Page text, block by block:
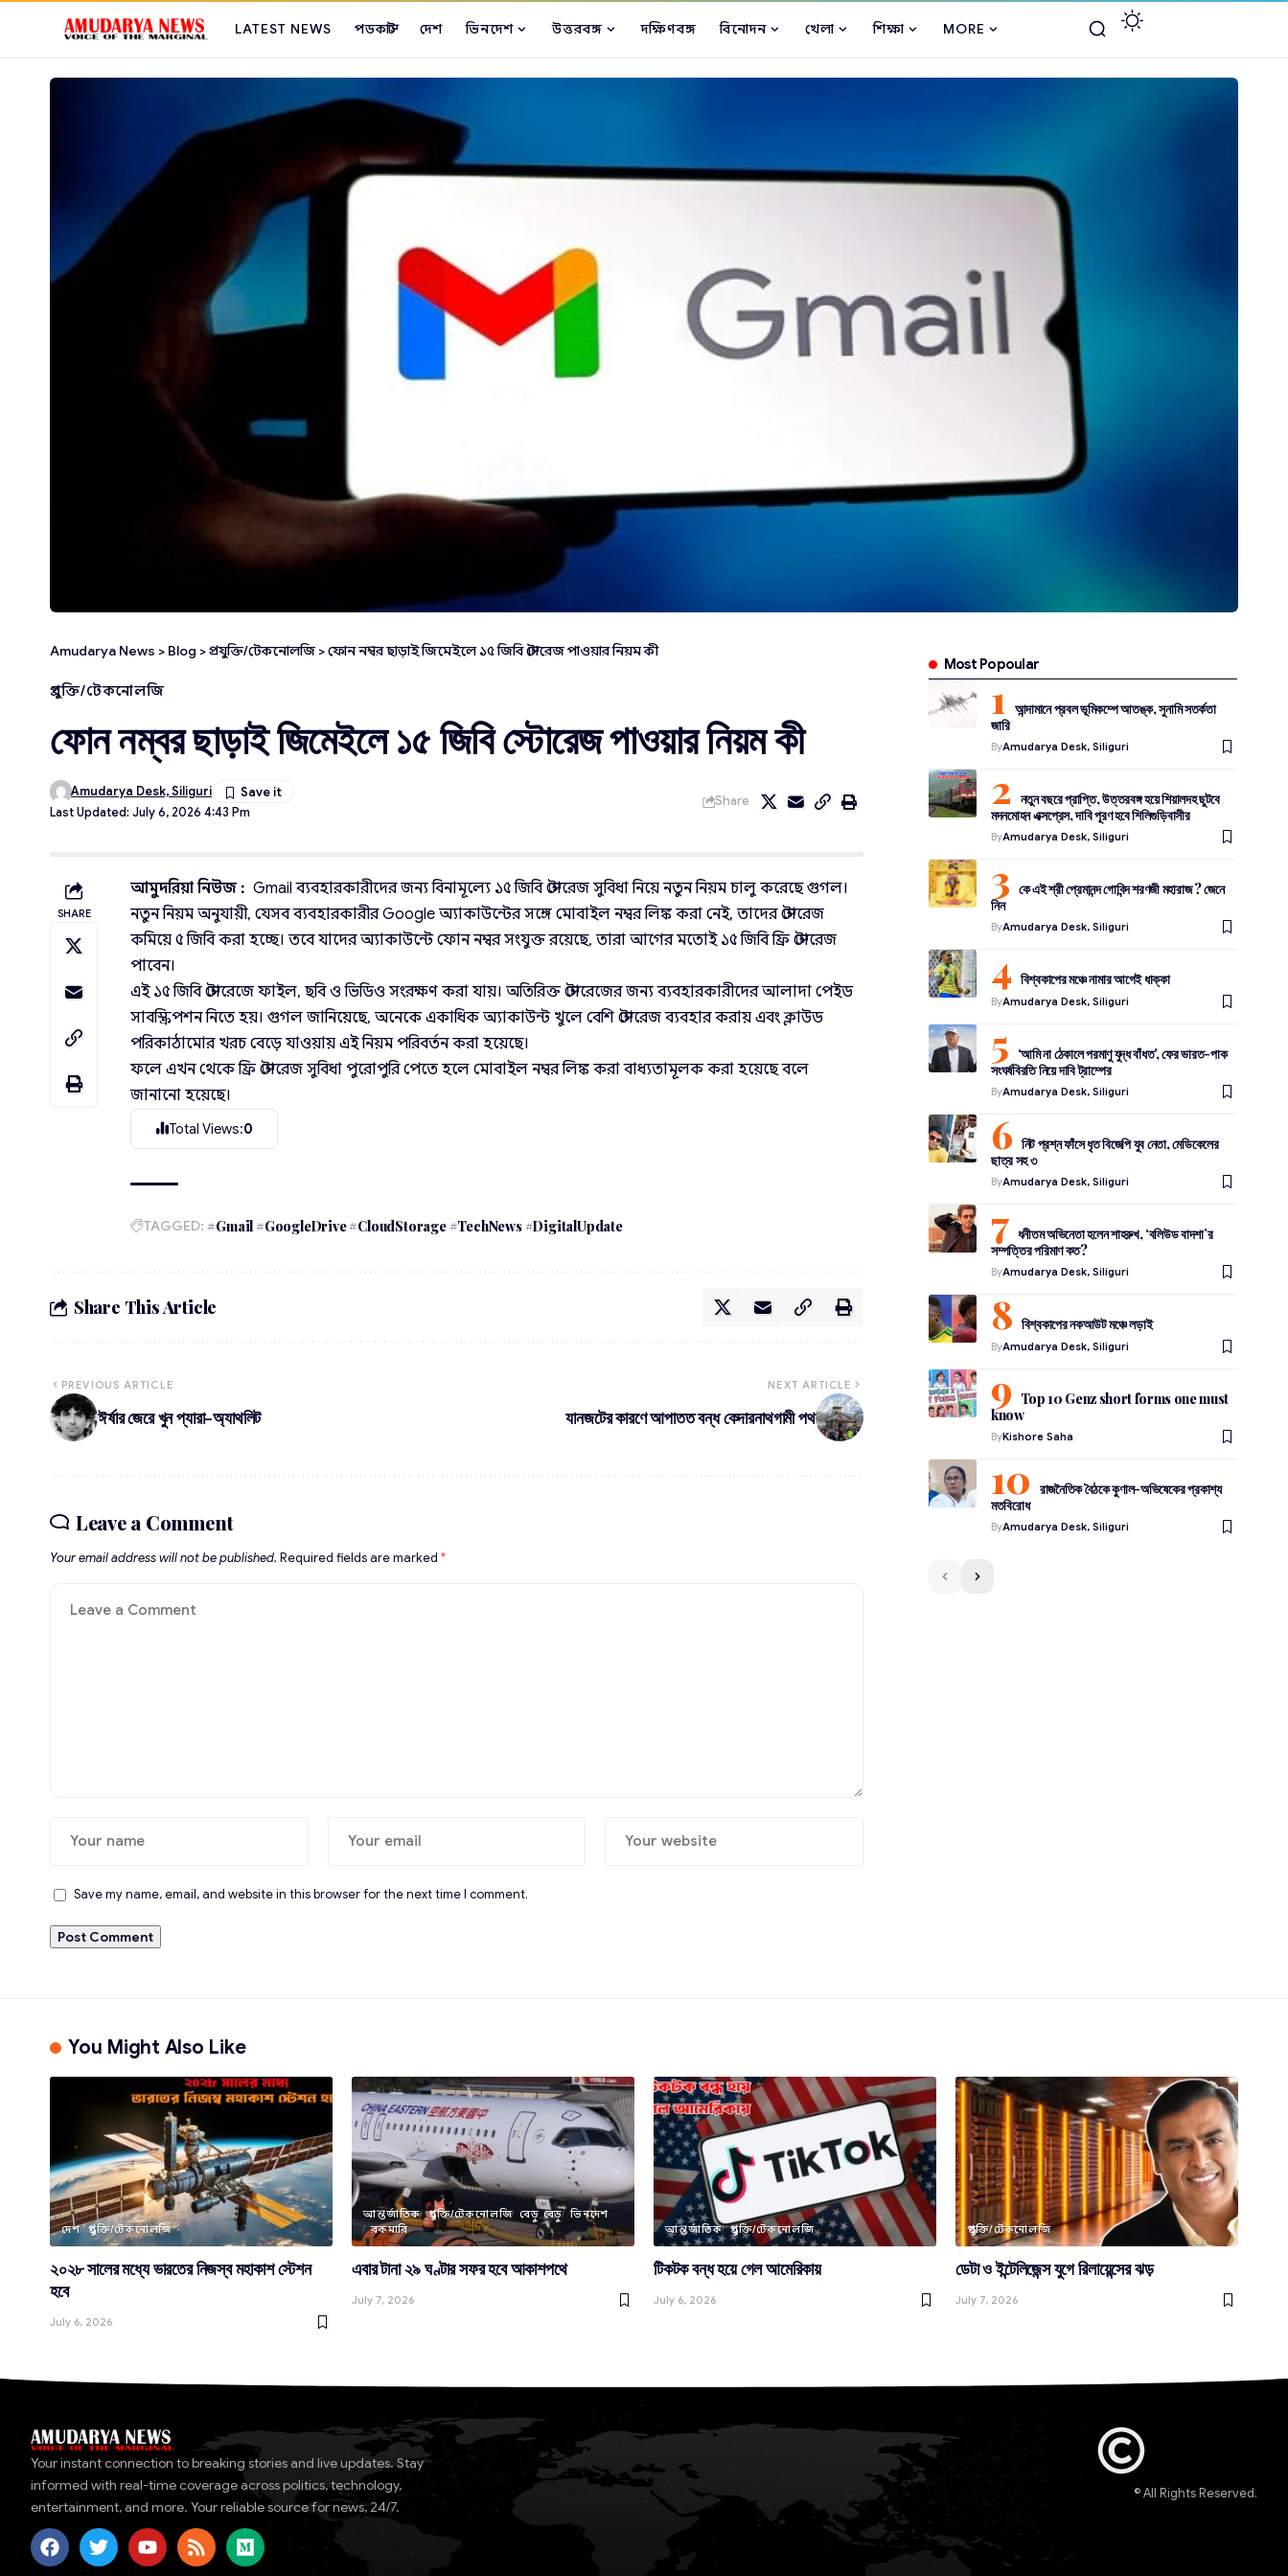
LATEST NEWS পডকাস্ট দেশ ভিনদেশ উত্তরবঙ্গ দক্ষিণবঙ্গ বিনোদন খেলা শিক্ষা MORE
Amudarya News > Blog >প্রযুক্তি/টেকনোলজি >ফোন নম্বর ছাড়াই জিমেইলে ১৫ জিবি স্টোরেজ পাওয়ার নিয়ম কী
প্রযুক্তি/টেকনোলজি
ফোন নম্বর ছাড়াই জিমেইলে ১৫ জিবি স্টোরেজ পাওয়ার নিয়ম কী
Last Updated: July 6, 2026 4:43 Pm
Amudarya Desk, Siliguri
Share
SHARE
আমুদরিয়া নিউজ :Gmail ব্যবহারকারীদের জন্য বিনামূল্যে ১৫ জিবি স্টোরেজ সুবিধা নিয়ে নতুন নিয়ম চালু করেছে গুগল।
নতুন নিয়ম অনুযায়ী, যেসব ব্যবহারকারীর Google অ্যাকাউন্টের সঙ্গে মোবাইল নম্বর লিঙ্ক করা নেই, তাদের স্টোরেজ
কমিয়ে ৫ জিবি করা হচ্ছে। তবে যাদের অ্যাকাউন্টে ফোন নম্বর সংযুক্ত রয়েছে, তারা আগের মতোই ১৫ জিবি ফ্রি স্টোরেজ
পাবেন।
এই ১৫ জিবি স্টোরেজে ফাইল, ছবি ও ভিডিও সংরক্ষণ করা যায়। অতিরিক্ত স্টোরেজের জন্য ব্যবহারকারীদের আলাদা পেইড
সাবস্ক্রিপশন নিতে হয়। গুগল জানিয়েছে, অনেকে একাধিক অ্যাকাউন্ট খুলে বেশি স্টোরেজ ব্যবহার করায় এবং ক্লাউড
পরিকাঠামোর খরচ বেড়ে যাওয়ায় এই নিয়ম পরিবর্তন করা হয়েছে।
ফলে এখন থেকে ফ্রি স্টোরেজ সুবিধা পুরোপুরি পেতে হলে মোবাইল নম্বর লিঙ্ক করা বাধ্যতামূলক করা হয়েছে বলে
জানানো হয়েছে।
Total Views:0
TAGGED: #Gmail #GoogleDrive #CloudStorage #TechNews #DigitalUpdate
Share This Article
PREVIOUS ARTICLE
ঈর্ষার জেরে খুন প্যারা-অ্যাথলিট
NEXT ARTICLE
যানজটের কারণে আপাতত বন্ধ কেদারনাথগামী পথ
Leave a Comment
Your email address will not be published. Required fields are marked *
Save my name, email, and website in this browser for the next time I comment.
Most Popoular
আন্দামানে প্রবল ভূমিকম্পে আতঙ্ক, সুনামি সতর্কতা
জারি
ByAmudarya Desk, Siliguri
নতুন বছরে প্রাপ্তি, উত্তরবঙ্গ হয়ে শিয়ালদহ ছুটবে
মদনমোহন এক্সপ্রেস, দাবি পূরণ হবে শিলিগুড়িবাসীর
ByAmudarya Desk, Siliguri
কে এই শ্রী প্রেমানন্দ গোবিন্দ শরণজী মহারাজ ? জেনে
নিন
ByAmudarya Desk, Siliguri
বিশ্বকাপের মঞ্চে নামার আগেই ধাক্কা
ByAmudarya Desk, Siliguri
‘আমি না ঠেকালে পরমাণু যুদ্ধ বাঁধত’, ফের ভারত-পাক
সংঘর্ষবিরতি নিয়ে দাবি ট্রাম্পের
ByAmudarya Desk, Siliguri
নিট প্রশ্ন ফাঁসে ধৃত বিজেপি যুব নেতা, মেডিকেলের
ছাত্র সহ ৩
ByAmudarya Desk, Siliguri
ধনীতম অভিনেতা হলেন শাহরুখ, ‘বলিউড বাদশা’র
সম্পত্তির পরিমাণ কত?
ByAmudarya Desk, Siliguri
বিশ্বকাপের নকআউট মঞ্চে লড়াই
ByAmudarya Desk, Siliguri
Top 10 Genz short forms one must
know
ByKishore Saha
রাজনৈতিক বৈঠকে কুণাল-অভিষেকের প্রকাশ্য
মতবিরোধ
ByAmudarya Desk, Siliguri
You Might Also Like
দেশ প্রযুক্তি/টেকনোলজি
২০২৮ সালের মধ্যে ভারতের নিজস্ব মহাকাশ স্টেশন
হবে
July 6, 2026
আন্তর্জাতিক প্রযুক্তি/টেকনোলজি বেড়ু বেড়ু ভিনদেশ
রকমারি
এবার টানা ২৯ ঘণ্টার সফর হবে আকাশপথে
July 7, 2026
আন্তর্জাতিক প্রযুক্তি/টেকনোলজি
টিকটক বন্ধ হয়ে গেল আমেরিকায়
July 6, 2026
প্রযুক্তি/টেকনোলজি
ডেটা ও ইন্টেলিজেন্স যুগে রিলায়েন্সের ঝড়
July 7, 2026
Your instant connection to breaking stories and live updates. Stay
informed with real-time coverage across politics, technology,
entertainment, and more. Your reliable source for news, 24/7.
© All Rights Reserved.